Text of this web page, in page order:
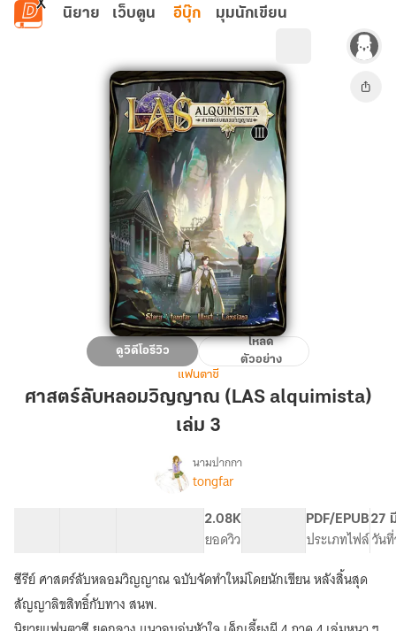
ข้ามไปยังเนื้อหาหลัก
นิยาย เว็บตูน อีบุ๊ก มุมนักเขียน
ศาสตร์
ลับ
หลอม
alquimista)
ดูวิดีโอรีวิว
โหลด
ตัวอย่าง
แฟนตาซี
ศาสตร์ลับหลอมวิญญาณ (LAS alquimista)
เล่ม 3
เรื่อง
ลับ
หลอม
วิญญาณ
LAS
alquimista
หลัก)
นามปากกา
tongfar
2.08K
ยอดวิว
PDF/EPUB
ประเภทไฟล์
27
วัน
ซีรีย์ ศาสตร์ลับหลอมวิญญาณ ฉบับจัดทำใหม่โดยนักเขียน หลังสิ้นสุด
สัญญาลิขสิทธิ์กับทาง สนพ.